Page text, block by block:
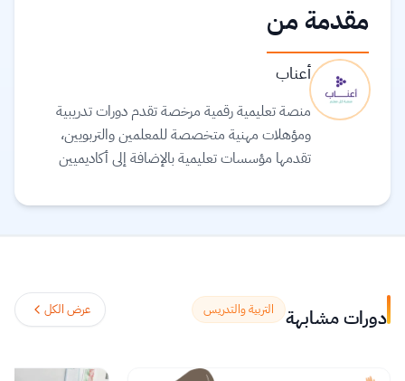
مقدمة من
أعناب
منصة تعليمية رقمية مرخصة تقدم دورات تدريبية
ومؤهلات مهنية متخصصة للمعلمين والتربويين،
تقدمها مؤسسات تعليمية بالإضافة إلى أكاديميين
المستفيدين من مخزونهم العلمي والمعرفي المتخصص
دورات مشابهة التربية والتدريس عرض الكل